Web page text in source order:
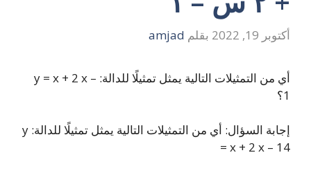
أكتوبر 19, 2022 بقلم amjad
أي من التمثيلات التالية يمثل تمثيلًا للدالة: y = x + 2 x –
1؟
إجابة السؤال: أي من التمثيلات التالية يمثل تمثيلًا للدالة: y
= x + 2 x – 14